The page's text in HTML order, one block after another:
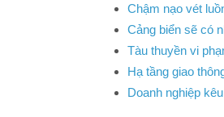
Chậm nạo vét
Cảng biển sẽ có
Tàu thuyền vi
Hạ tầng giao
Doanh nghiệp